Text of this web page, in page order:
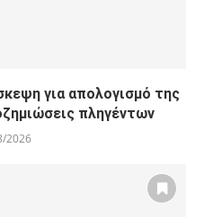
για απολογισμό της
πληγέντων
2026